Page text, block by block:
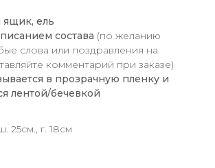
ель
состава (по желанию
слова или поздравления на
комментарий при заказе)
в прозрачную пленку и
лентой/бечевкой
25см., г. 18см